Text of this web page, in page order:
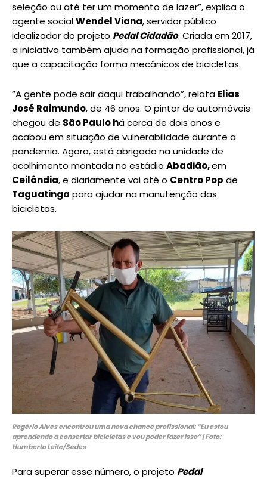
seleção ou até ter um momento de lazer”, explica o
agente socialWendel Viana, servidor público
idealizador do projeto Pedal Cidadão. Criada em 2017,
a iniciativa também ajuda na formação profissional, já
que a capacitação forma mecânicos de bicicletas.
“A gente pode sair daqui trabalhando”, relata Elias
José Raimundo, de 46 anos. O pintor de automóveis
chegou de São Paulo há cerca de dois anos e
acabou em situação de vulnerabilidade durante a
pandemia. Agora, está abrigado na unidade de
acolhimento montada no estádio Abadião,em
Ceilândia, e diariamente vai até o Centro Pop de
Taguatinga para ajudar na manutenção das
bicicletas.
Rogério Alves encontrou uma nova chance profissional: “Eu estou
aprendendo a consertar bicicletas e vou poder fazer isso” | Foto:
Humberto Leite/Sedes
Para superar esse número, o projeto Pedal